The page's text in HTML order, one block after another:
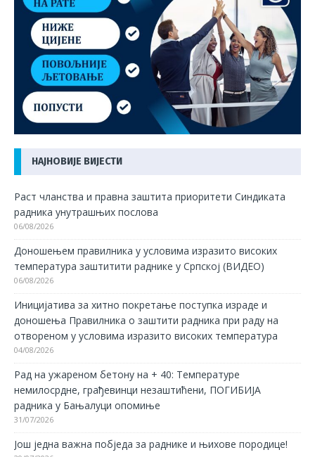
НАЈНОВИЈЕ ВИЈЕСТИ
Раст чланства и правна заштита приоритети Синдиката
радника унутрашњих послова
06/08/2026
Доношењем правилника у условима изразито високих
температура заштитити раднике у Српској (ВИДЕО)
06/08/2026
Иницијатива за хитно покретање поступка израде и
доношења Правилника о заштити радника при раду на
отвореном у условима изразито високих температура
04/08/2026
Рад на ужареном бетону на + 40: Температуре
немилосрдне, грађевинци незаштићени, ПОГИБИЈА
радника у Бањалуци опомиње
31/07/2026
Још једна важна побједа за раднике и њихове породице!